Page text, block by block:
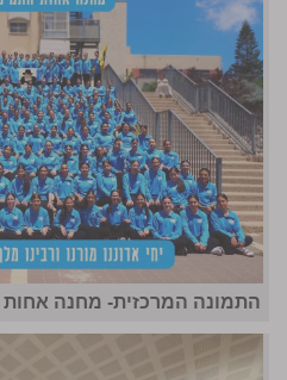
התמונה המרכזית- מחנה